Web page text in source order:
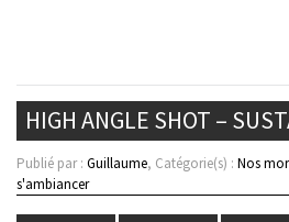
HIGH ANGLE SHOT –
Publié par : Guillaume, Catégorie(s) : Nos
s'ambiancer